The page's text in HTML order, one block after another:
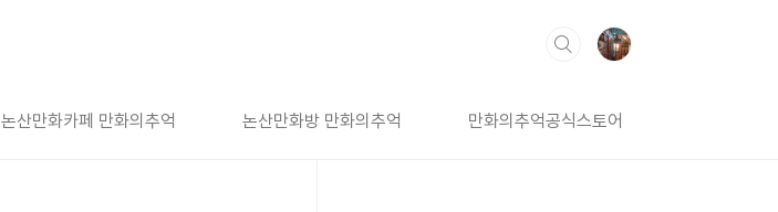
논산만화카페 만화의추억 논산만화방 만화의추억 만화의추억공식스토어